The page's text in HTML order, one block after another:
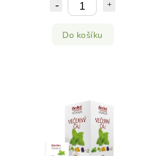
Do košíku